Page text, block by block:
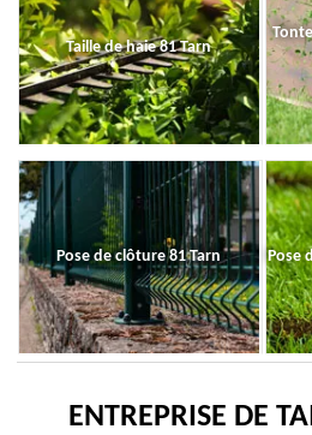
Taille de haie 81 Tarn
Pose de clôture 81 Tarn Pose
ENTREPRISE DE